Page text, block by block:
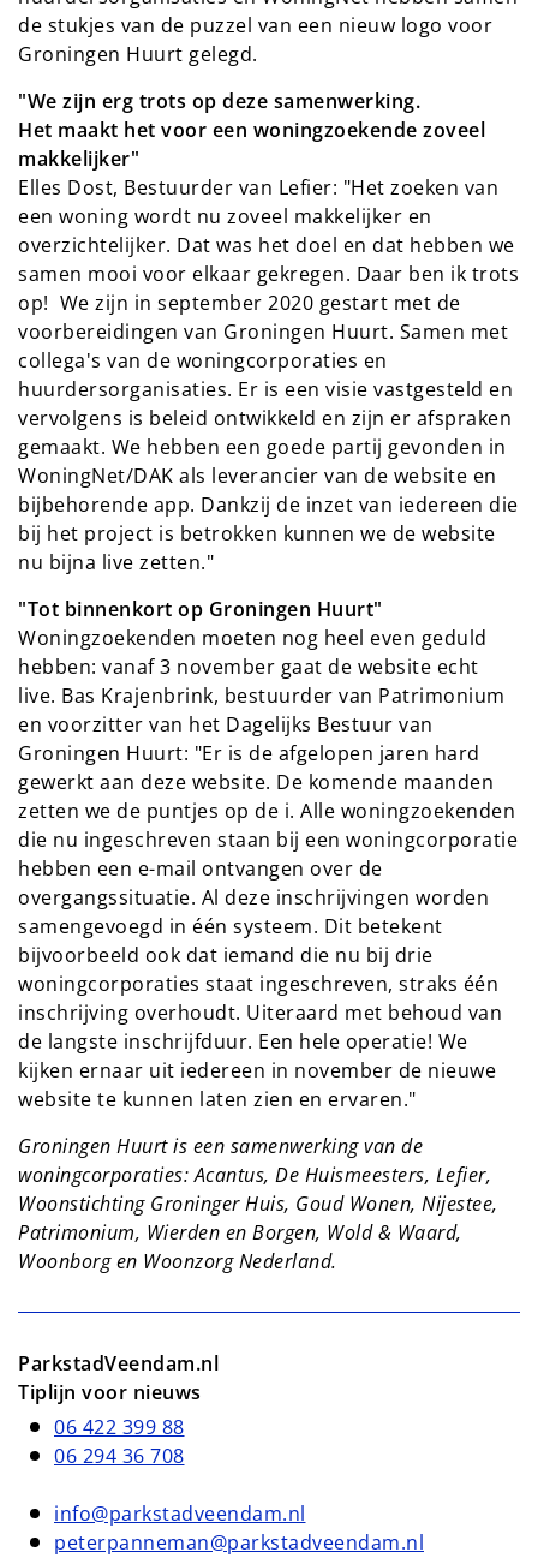
de stukjes van de puzzel van een nieuw logo voor
Groningen Huurt gelegd.
"We zijn erg trots op deze samenwerking.
Het maakt het voor een woningzoekende zoveel
makkelijker"
Elles Dost, Bestuurder van Lefier: "Het zoeken van
een woning wordt nu zoveel makkelijker en
overzichtelijker. Dat was het doel en dat hebben we
samen mooi voor elkaar gekregen. Daar ben ik trots
op! We zijn in september 2020 gestart met de
voorbereidingen van Groningen Huurt. Samen met
collega's van de woningcorporaties en
huurdersorganisaties. Er is een visie vastgesteld en
vervolgens is beleid ontwikkeld en zijn er afspraken
gemaakt. We hebben een goede partij gevonden in
WoningNet/DAK als leverancier van de website en
bijbehorende app. Dankzij de inzet van iedereen die
bij het project is betrokken kunnen we de website
nu bijna live zetten."
"Tot binnenkort op Groningen Huurt"
Woningzoekenden moeten nog heel even geduld
hebben: vanaf 3 november gaat de website echt
live. Bas Krajenbrink, bestuurder van Patrimonium
en voorzitter van het Dagelijks Bestuur van
Groningen Huurt: "Er is de afgelopen jaren hard
gewerkt aan deze website. De komende maanden
zetten we de puntjes op de i. Alle woningzoekenden
die nu ingeschreven staan bij een woningcorporatie
hebben een e-mail ontvangen over de
overgangssituatie. Al deze inschrijvingen worden
samengevoegd in één systeem. Dit betekent
bijvoorbeeld ook dat iemand die nu bij drie
woningcorporaties staat ingeschreven, straks één
inschrijving overhoudt. Uiteraard met behoud van
de langste inschrijfduur. Een hele operatie! We
kijken ernaar uit iedereen in november de nieuwe
website te kunnen laten zien en ervaren."
Groningen Huurt is een samenwerking van de
woningcorporaties: Acantus, De Huismeesters, Lefier,
Woonstichting Groninger Huis, Goud Wonen, Nijestee,
Patrimonium, Wierden en Borgen, Wold & Waard,
Woonborg en Woonzorg Nederland.
ParkstadVeendam.nl
Tiplijn voor nieuws
06 422 399 88
06 294 36 708
info@parkstadveendam.nl
peterpanneman@parkstadveendam.nl